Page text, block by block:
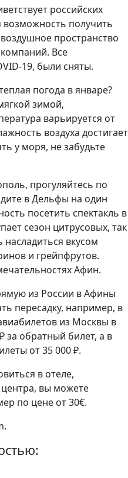
российских
возможность получить
пространство
Все
19, были сняты.
погода в январе?
зимой,
варьируется от
воздуха достигает
у моря, не забудьте
прогуляйтесь по
в Дельфы на один
посетить спектакль в
сезон цитрусовых, так
вкусом
и грейпфрутов.
Афин.
из России в Афины
пересадку, например, в
из Москвы в
за обратный билет, а в
от 35 000 ₽.
в отеле,
вы можете
по цене от 30€.